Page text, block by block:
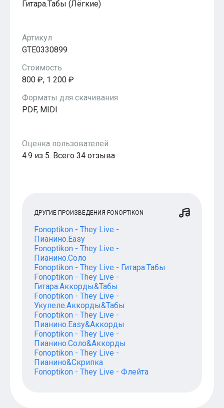
ПопулярноеГитара.Табы (Лёгкие)
Артикул
GTE0330899
Стоимость
800 ₽, 1 200 ₽
Форматы для скачивания
PDF, MIDI
Оценка пользователей
4.9 из 5. Всего 34 отзыва
ДРУГИЕ ПРОИЗВЕДЕНИЯ FONOPTIKON
Fonoptikon - They Live -
Пианино.Easy
Fonoptikon - They Live -
Пианино.Соло
Fonoptikon - They Live - Гитара.Табы
Fonoptikon - They Live -
Гитара.Аккорды&Табы
Fonoptikon - They Live -
Укулеле.Аккорды&Табы
Fonoptikon - They Live -
Пианино.Easy&Аккорды
Fonoptikon - They Live -
Пианино.Соло&Аккорды
Fonoptikon - They Live -
Пианино&Скрипка
Fonoptikon - They Live - Флейта